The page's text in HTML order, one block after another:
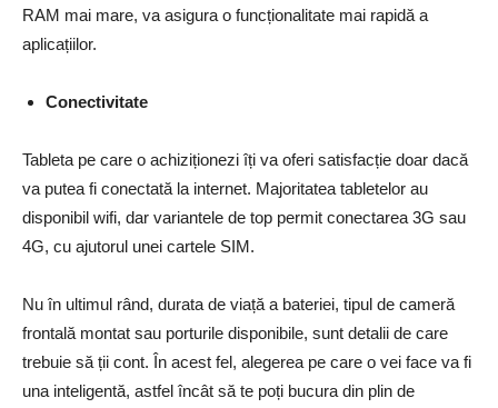
RAM mai mare, va asigura o funcționalitate mai rapidă a
aplicațiilor.
Conectivitate
Tableta pe care o achiziționezi îți va oferi satisfacție doar dacă
va putea fi conectată la internet. Majoritatea tabletelor au
disponibil wifi, dar variantele de top permit conectarea 3G sau
4G, cu ajutorul unei cartele SIM.
Nu în ultimul rând, durata de viață a bateriei, tipul de cameră
frontală montat sau porturile disponibile, sunt detalii de care
trebuie să ții cont. În acest fel, alegerea pe care o vei face va fi
una inteligentă, astfel încât să te poți bucura din plin de